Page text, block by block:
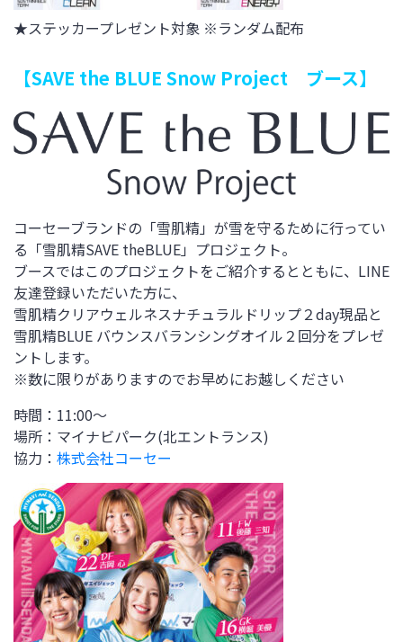
★ステッカープレゼント対象 ※ランダム配布
【SAVE the BLUE Snow Project ブース】
コーセーブランドの「雪肌精」が雪を守るために行ってい
る「雪肌精SAVE theBLUE」プロジェクト。
ブースではこのプロジェクトをご紹介するとともに、LINE
友達登録いただいた方に、
雪肌精クリアウェルネスナチュラルドリップ２day現品と
雪肌精BLUE バウンスバランシングオイル２回分をプレゼ
ントします。
※数に限りがありますのでお早めにお越しください
時間：11:00～
場所：マイナビパーク(北エントランス)
協力： 株式会社コーセー